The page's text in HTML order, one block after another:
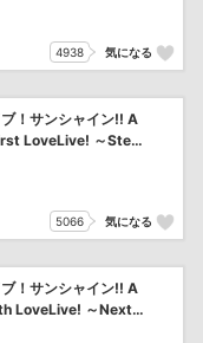
4938 気になる
！サンシャイン!! A
LoveLive! ～Ste
5066 気になる
！サンシャイン!! A
LoveLive! ～Next